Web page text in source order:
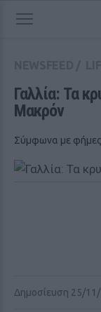
Γαλλία: Τα
Μακρόν
Σύμφωνα με φήμες
Δημοσίευση 25/